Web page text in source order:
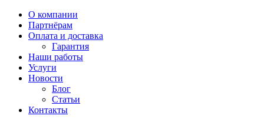
О компании
Партнёрам
Оплата и доставка
Гарантия
Наши работы
Услуги
Новости
Блог
Статьи
Контакты